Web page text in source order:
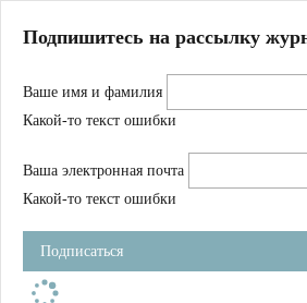
Магазин
Журнал
Школа
Устав
Фильмы
Имена
Тэги
Подпишитесь на рассылку
Ваше имя и фамилия
Какой-то текст ошибки
Ваша электронная почта
Какой-то текст ошибки
Подписаться